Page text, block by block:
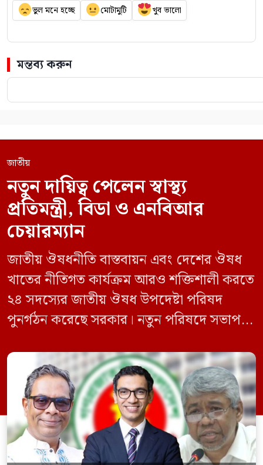
ভুল মনে হচ্ছে মোটামুটি খুব ভালো
মন্তব্য করুন
জাতীয়
নতুন দায়িত্ব পেলেন স্বাস্থ্য
প্রতিমন্ত্রী, বিডা ও এনবিআর
চেয়ারম্যান
জাতীয় ঔষধনীতি বাস্তবায়ন এবং দেশের ঔষধ
খাতের নীতিগত কার্যক্রম আরও শক্তিশালী করতে
২৪ সদস্যের জাতীয় ঔষধ উপদেষ্টা পরিষদ
পুনর্গঠন করেছে সরকার। নতুন পরিষদে সভাপতি
কল্যাণমন্ত্রী এবং সদস্য সচিব থাকবেন স্বাস্থ্য ও
পরিবার কল্যাণ মন্ত্রণালয়ের সচিব। একই সঙ্গে
স্বাস্থ্য প্রতিমন্ত্রী, বাংলাদেশ বিনিয়োগ উন্নয়ন
কর্তৃপক্ষ (বিডা)-এর নির্বাহী চেয়ারম্যান এবং
জাতীয় […]